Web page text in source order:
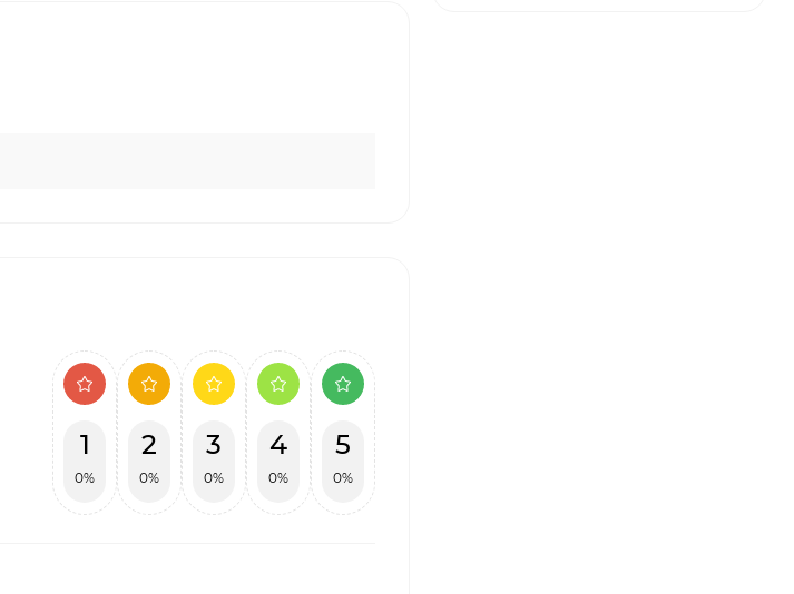
1
0%
2
0%
3
0%
4
0%
5
0%